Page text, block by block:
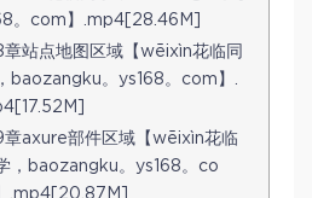
。com】.mp4[28.46M]
章站点地图区域【wēixìn花临同
baozangku。ys168。com】.
章axure部件区域【wēixìn花临
，baozangku。ys168。co
.mp4[20.87M]